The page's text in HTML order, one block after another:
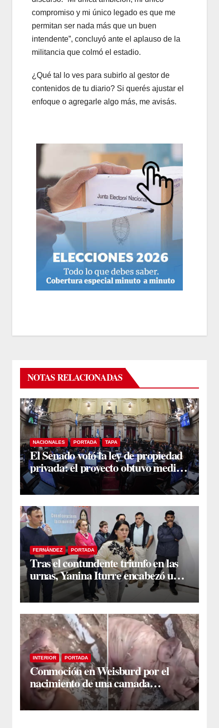
compromiso y mi único legado es que me
permitan ser nada más que un buen
intendente”, concluyó ante el aplauso de la
militancia que colmó el estadio.
¿Qué tal lo ves para subirlo al gestor de
contenidos de tu diario? Si querés ajustar el
enfoque o agregarle algo más, me avisás.
NOTAS RELACIONADAS
NACIONALES PORTADA TAPA
El Senado votó la ley de propiedad
privada: el proyecto obtuvo media
sanción
FERNÁNDEZ PORTADA
Tras el contundente triunfo en las
urnas, Yanina Iturre encabezó un
encuentro con vecinos y dirigentes
en Fernández
INTERIOR PORTADA
Conmoción en Weisburd por el
nacimiento de una camada
lechones con graves deformaciones